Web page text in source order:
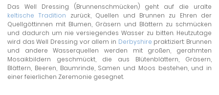
Das Well Dressing (Brunnenschmücken) geht auf die uralte
keltische Tradition zurück, Quellen und Brunnen zu Ehren der
Quellgöttinnen mit Blumen, Gräsern und Blättern zu schmücken
und dadurch um nie versiegendes Wasser zu bitten. Heutzutage
wird das Well Dressing vor allem in Derbyshire praktiziert: Brunnen
und andere Wasserquellen werden mit großen, gerahmten
Mosaikbildern geschmückt, die aus Blütenblättern, Gräsern,
Blättern, Beeren, Baumrinde, Samen und Moos bestehen, und in
einer feierlichen Zeremonie gesegnet.